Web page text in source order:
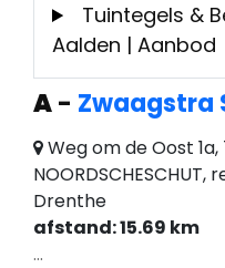
Tuintegels &
Aalden | Aanbod
A- Zwaagstra
Weg om de Oost 1a,
NOORDSCHESCHUT,
Drenthe
afstand: 15.69 km
...